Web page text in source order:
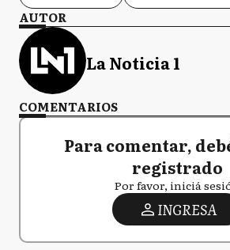
AUTOR
La Noticia 1
COMENTARIOS
Para comentar,
registrado
Por favor, iniciá
INGRESA